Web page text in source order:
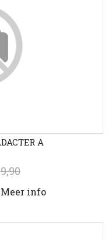
A
info